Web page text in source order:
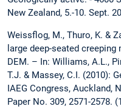
New Zealand, 5.-10. Sept.
Weissflog, M., Thuro, K. &
large deep-seated
DEM. – In: Williams, A.L.,
T.J. & Massey, C.I. (2010):
IAEG Congress, Auckland,
Paper No. 309, 2571-2578.